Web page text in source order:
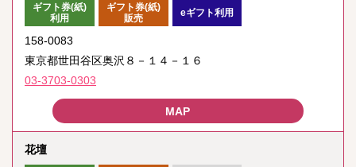
ギフト券(紙)
利用
ギフト券(紙)
販売
eギフト利用
158-0083
東京都世田谷区奥沢８－１４－１６
03-3703-0303
花壇